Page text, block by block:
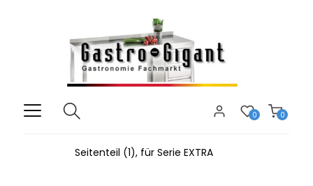
0
0
Seitenteil (1), für Serie EXTRA